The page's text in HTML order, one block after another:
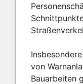
von
Bauarbeiten